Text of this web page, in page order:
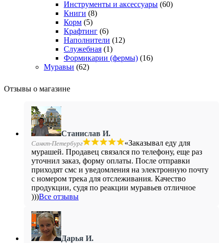
Инструменты и аксессуары (60)
Книги (8)
Корм (5)
Крафтинг (6)
Наполнители (12)
Служебная (1)
Формикарии (фермы) (16)
Муравьи (62)
Отзывы о магазине
Станислав И.
Санкт-Петербург
«Заказывал еду для
мурашей. Продавец связался по телефону, еще раз
уточнил заказ, форму оплаты. После отправки
приходят смс и уведомления на электронную почту
с номером трека для отслеживания. Качество
продукции, судя по реакции муравьев отличное
)))Все отзывы
Дарья И.